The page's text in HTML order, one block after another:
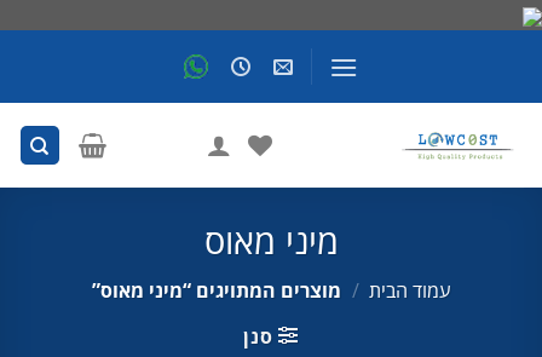
מיני מאוס
עמוד הבית / מוצרים המתויגים “מיני מאוס”
סנן